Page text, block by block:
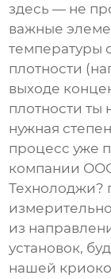
здесь — не
важные
температуры
плотности
выходе
плотности ты
нужная
процесс уже
компании
Технолоджи?
из
установок,
нашей